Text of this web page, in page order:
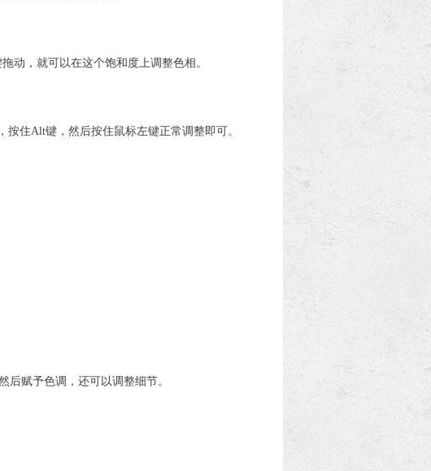
动，就可以在这个饱和度上调整色相。
住Alt键，然后按住鼠标左键正常调整即可。
后赋予色调，还可以调整细节。